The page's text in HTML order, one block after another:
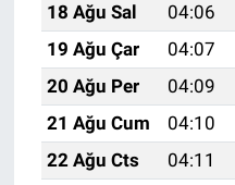
18 Ağu Sal
04:06
19 Ağu Çar
04:07
20 Ağu Per
04:09
21 Ağu Cum
04:10
22 Ağu Cts
04:11